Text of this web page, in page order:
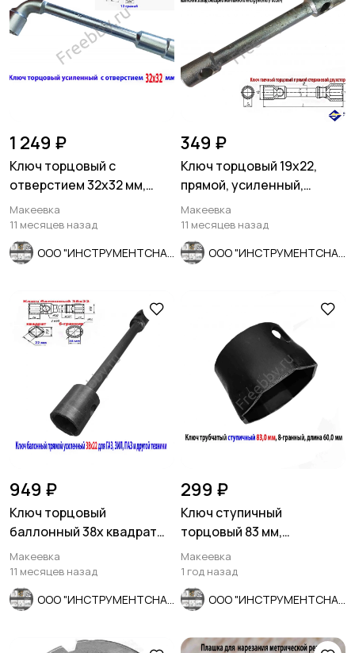
1 249 ₽
Ключ торцовый с
отверстием 32х32 мм,
усил, L-образ, 2-х сторон,
Cr-V.
Макеевка
11 месяцев назад
349 ₽
Ключ торцовый 19х22,
прямой, усиленный,
стержневой, КЗСМИ,
Россия.
Макеевка
11 месяцев назад
949 ₽
Ключ торцовый
баллонный 38х квадрат
22, прямой, для ГАЗ, ЗИЛ,
ПАЗ.
Макеевка
11 месяцев назад
299 ₽
Ключ ступичный
торцовый 83 мм,
трубчатый, 8-гранный,
длина 60 мм, СССР
Макеевка
1 год назад